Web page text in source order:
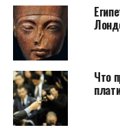
Стоит отметить,
Перу прошла
времени воры
дель-Росарио в
была потеряна
картин,
конце XVII века.
Что